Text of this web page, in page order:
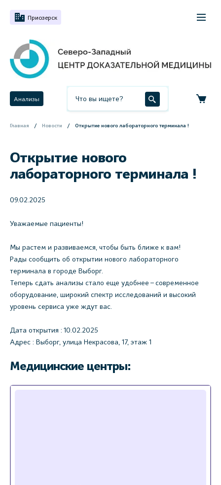
Приозерск
Анализы
Главная Новости Открытие нового лабораторного терминала !
Открытие нового
лабораторного терминала !
09.02.2025
Уважаемые пациенты!
Мы растем и развиваемся, чтобы быть ближе к вам!
Рады сообщить об открытии нового лабораторного
терминала в городе Выборг.
Теперь сдать анализы стало еще удобнее – современное
оборудование, широкий спектр исследований и высокий
уровень сервиса уже ждут вас.
Дата открытия : 10.02.2025
Адрес : Выборг, улица Некрасова, 17, этаж 1
Медицинские центры: